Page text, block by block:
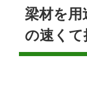
梁材を
の速く